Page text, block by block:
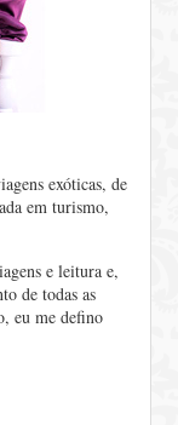
exóticas, de
em turismo,
e leitura e,
de todas as
eu me defino